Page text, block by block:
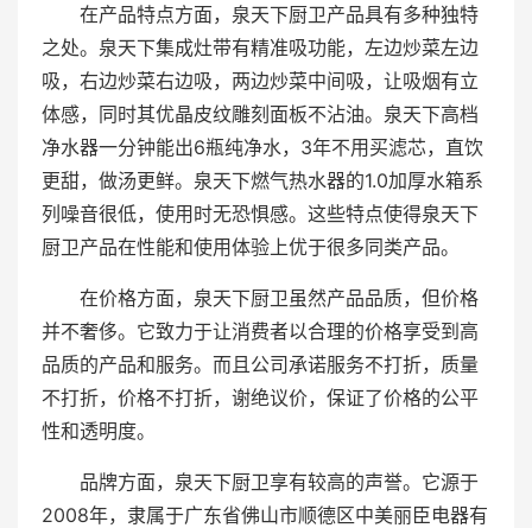
在产品特点方面，泉天下厨卫产品具有多种独特
之处。泉天下集成灶带有精准吸功能，左边炒菜左边
吸，右边炒菜右边吸，两边炒菜中间吸，让吸烟有立
体感，同时其优晶皮纹雕刻面板不沾油。泉天下高档
净水器一分钟能出6瓶纯净水，3年不用买滤芯，直饮
更甜，做汤更鲜。泉天下燃气热水器的1.0加厚水箱系
列噪音很低，使用时无恐惧感。这些特点使得泉天下
厨卫产品在性能和使用体验上优于很多同类产品。
在价格方面，泉天下厨卫虽然产品品质，但价格
并不奢侈。它致力于让消费者以合理的价格享受到高
品质的产品和服务。而且公司承诺服务不打折，质量
不打折，价格不打折，谢绝议价，保证了价格的公平
性和透明度。
品牌方面，泉天下厨卫享有较高的声誉。它源于
2008年，隶属于广东省佛山市顺德区中美丽臣电器有